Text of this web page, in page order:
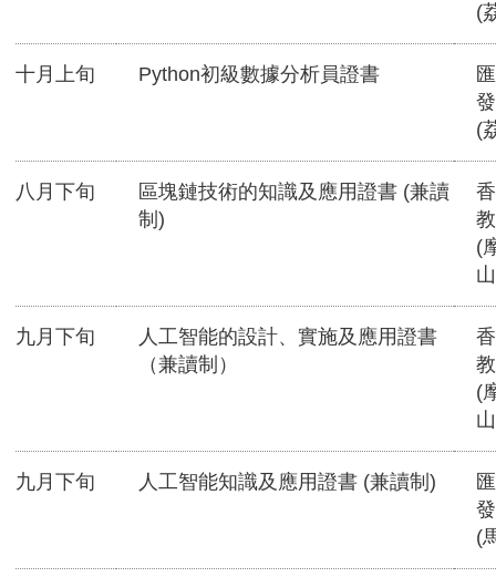
(
十月上旬 Python初級數據分析員證書
(
八月下旬
區塊鏈技術的知識及應用證書 (兼讀
制)
(
九月下旬
人工智能的設計、實施及應用證書
（兼讀制）
(
九月下旬 人工智能知識及應用證書 (兼讀制)
(